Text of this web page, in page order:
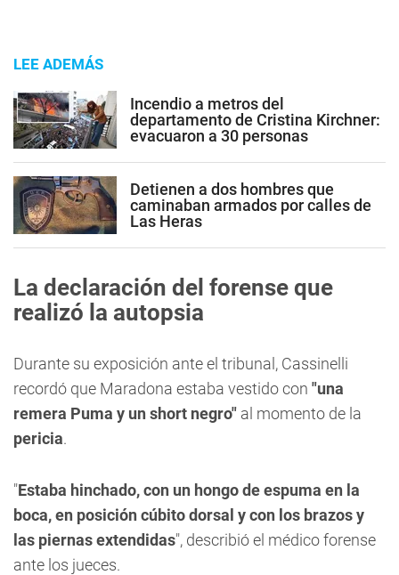
LEE ADEMÁS
Incendio a metros del
departamento de Cristina Kirchner:
evacuaron a 30 personas
Detienen a dos hombres que
caminaban armados por calles de
Las Heras
La declaración del forense que
realizó la autopsia
Durante su exposición ante el tribunal, Cassinelli
recordó que Maradona estaba vestido con "una
remera Puma y un short negro" al momento de la
pericia.
"Estaba hinchado, con un hongo de espuma en la
boca, en posición cúbito dorsal y con los brazos y
las piernas extendidas", describió el médico forense
ante los jueces.